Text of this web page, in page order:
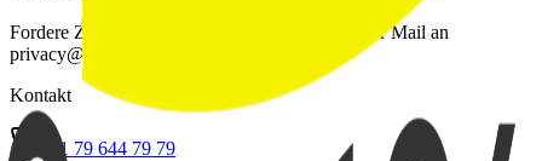
Fordere Zugriff, Berichtigung oder Löschung per Mail an
privacy@culurgioniauto.ch an.
Kontakt
+41 79 644 79 79